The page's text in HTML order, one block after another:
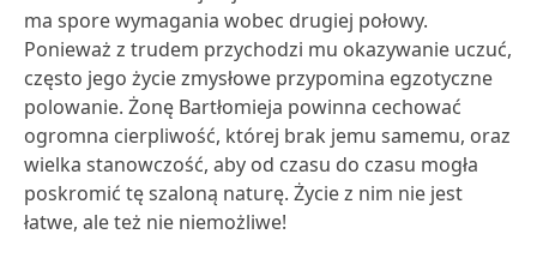
ma spore wymagania wobec drugiej połowy.
Ponieważ z trudem przychodzi mu okazywanie uczuć,
często jego życie zmysłowe przypomina egzotyczne
polowanie. Żonę Bartłomieja powinna cechować
ogromna cierpliwość, której brak jemu samemu, oraz
wielka stanowczość, aby od czasu do czasu mogła
poskromić tę szaloną naturę. Życie z nim nie jest
łatwe, ale też nie niemożliwe!